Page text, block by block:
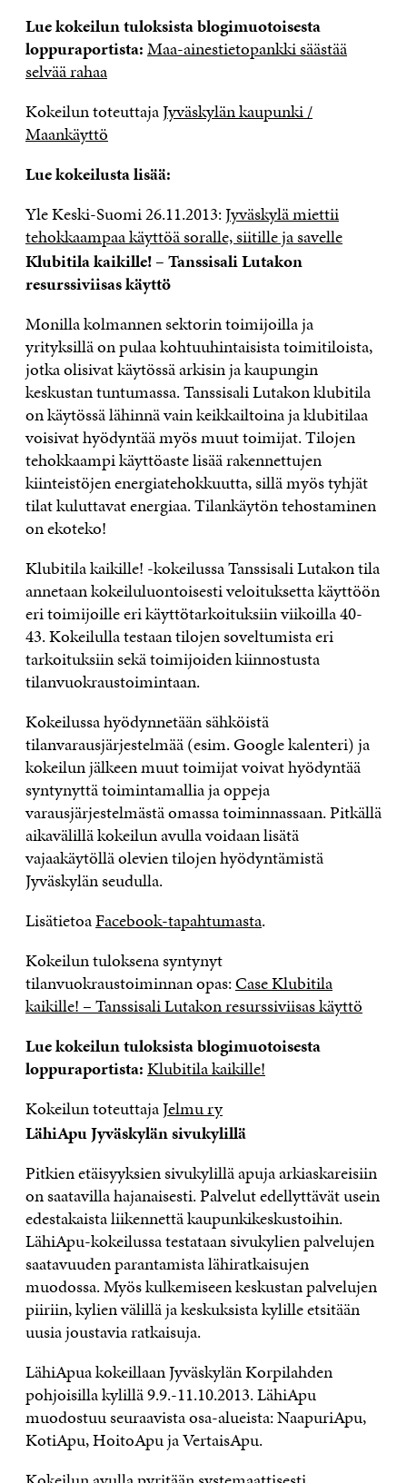
Lue kokeilun tuloksista blogimuotoisesta
loppuraportista:Maa-ainestietopankki säästää
selvää rahaa
Kokeilun toteuttajaJyväskylän kaupunki /
Maankäyttö
Lue kokeilusta lisää:
Yle Keski-Suomi 26.11.2013:Jyväskylä miettii
tehokkaampaa käyttöä soralle, siitille ja savelle
Klubitila kaikille! – Tanssisali Lutakon
resurssiviisas käyttö
Monilla kolmannen sektorin toimijoilla ja
yrityksillä on pulaa kohtuuhintaisista toimitiloista,
jotka olisivat käytössä arkisin ja kaupungin
keskustan tuntumassa. Tanssisali Lutakon klubitila
on käytössä lähinnä vain keikkailtoina ja klubitilaa
voisivat hyödyntää myös muut toimijat. Tilojen
tehokkaampi käyttöaste lisää rakennettujen
kiinteistöjen energiatehokkuutta, sillä myös tyhjät
tilat kuluttavat energiaa. Tilankäytön tehostaminen
on ekoteko!
Klubitila kaikille! -kokeilussa Tanssisali Lutakon tila
annetaan kokeiluluontoisesti veloituksetta käyttöön
eri toimijoille eri käyttötarkoituksiin viikoilla 40-
43. Kokeilulla testaan tilojen soveltumista eri
tarkoituksiin sekä toimijoiden kiinnostusta
tilanvuokraustoimintaan.
Kokeilussa hyödynnetään sähköistä
tilanvarausjärjestelmää (esim. Google kalenteri) ja
kokeilun jälkeen muut toimijat voivat hyödyntää
syntynyttä toimintamallia ja oppeja
varausjärjestelmästä omassa toiminnassaan. Pitkällä
aikavälillä kokeilun avulla voidaan lisätä
vajaakäytöllä olevien tilojen hyödyntämistä
Jyväskylän seudulla.
LisätietoaFacebook-tapahtumasta.
Kokeilun tuloksena syntynyt
tilanvuokraustoiminnan opas:Case Klubitila
kaikille! – Tanssisali Lutakon resurssiviisas käyttö
Lue kokeilun tuloksista blogimuotoisesta
loppuraportista:Klubitila kaikille!
Kokeilun toteuttajaJelmu ry
LähiApu Jyväskylän sivukylillä
Pitkien etäisyyksien sivukylillä apuja arkiaskareisiin
on saatavilla hajanaisesti. Palvelut edellyttävät usein
edestakaista liikennettä kaupunkikeskustoihin.
LähiApu-kokeilussa testataan sivukylien palvelujen
saatavuuden parantamista lähiratkaisujen
muodossa. Myös kulkemiseen keskustan palvelujen
piiriin, kylien välillä ja keskuksista kylille etsitään
uusia joustavia ratkaisuja.
LähiApua kokeillaan Jyväskylän Korpilahden
pohjoisilla kylillä 9.9.-11.10.2013. LähiApu
muodostuu seuraavista osa-alueista: NaapuriApu,
KotiApu, HoitoApu ja VertaisApu.